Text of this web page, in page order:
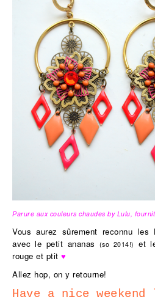
Parure aux couleurs chaudes by Lulu,
Vous aurez sûrement reconnu les
avec le petit ananas (so 2014!) et
rouge et ptit ♥
Allez hop, on y retourne!
Have a nice